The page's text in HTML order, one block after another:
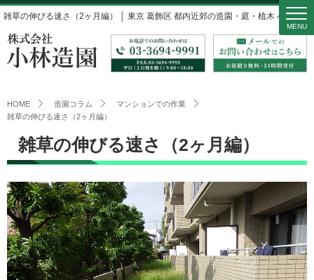
雑草の伸びる速さ（2ヶ月編） │ 東京 葛飾区 都内近郊の造園・庭・植木 小林造園
MENU
HOME 造園コラム
マンションでの作業
雑草の伸びる速さ（2ヶ月編）
雑草の伸びる速さ（2ヶ月編）